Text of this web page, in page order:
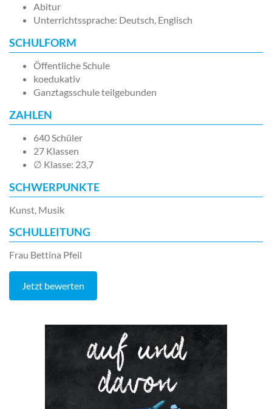
Abitur
Unterrichtssprache: Deutsch, Englisch
SCHULFORM
Öffentliche Schule
koedukativ
Ganztagsschule teilgebunden
ZAHLEN
640 Schüler
27 Klassen
∅ Klasse: 23,7
SCHWERPUNKTE
Kunst, Musik
SCHULLEITUNG
Frau Bettina Pfeil
Jetzt bewerten